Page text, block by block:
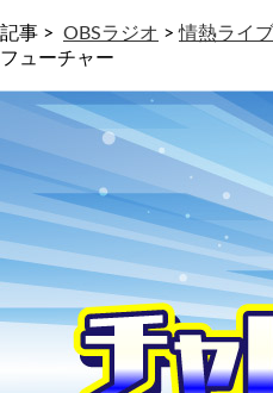
記事 > OBSラジオ >情熱ライ
フューチャー